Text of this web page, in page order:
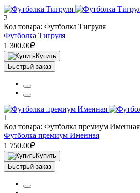
2
Код товара: Футболка Тигруля
Футболка Тигруля
1 300.00₽
Купить
Быстрый заказ
1
Код товара: Футболка премиум Именная
Футболка премиум Именная
1 750.00₽
Купить
Быстрый заказ